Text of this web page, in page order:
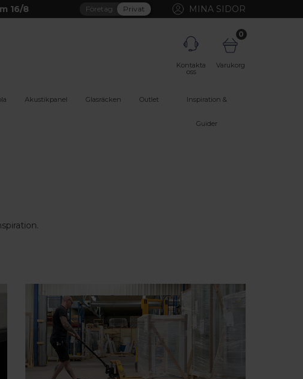
16/8 Företag Privat MINA SIDOR
Kontakta
oss
0
Varukorg
Akustikpanel Glasräcken Outlet Inspiration &
Guider